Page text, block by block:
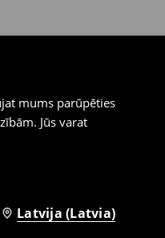
mums parūpēties
Jūs varat
Latvija (Latvia)